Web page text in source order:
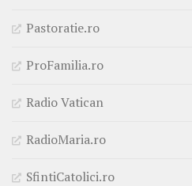
Pastoratie.ro
ProFamilia.ro
Radio Vatican
RadioMaria.ro
SfintiCatolici.ro